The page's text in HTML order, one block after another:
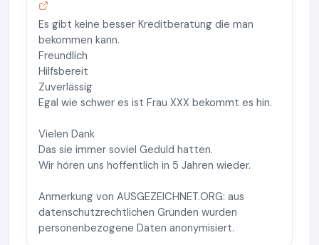
Es gibt keine besser Kreditberatung die man
bekommen kann.
Freundlich
Hilfsbereit
Zuverlässig
Egal wie schwer es ist Frau XXX bekommt es hin.
Vielen Dank
Das sie immer soviel Geduld hatten.
Wir hören uns hoffentlich in 5 Jahren wieder.
Anmerkung von AUSGEZEICHNET.ORG: aus
datenschutzrechtlichen Gründen wurden
personenbezogene Daten anonymisiert.